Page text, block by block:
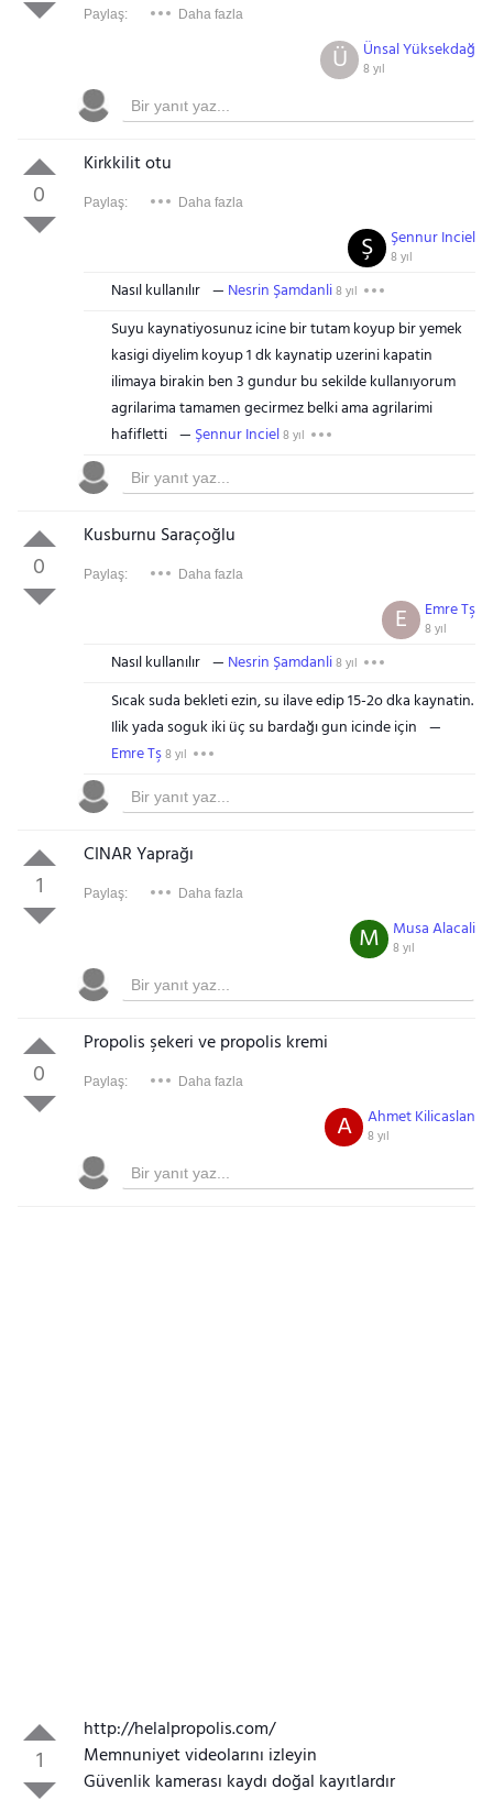
Paylaş: Daha fazla
Ünsal Yüksekdağ
8 yıl
Ü
0
Kirkkilit otu
Paylaş: Daha fazla
Şennur Inciel
8 yıl
Ş
Nasıl kullanılır Nesrin Şamdanli8 yıl
Suyu kaynatiyosunuz icine bir tutam koyup bir yemek
kasigi diyelim koyup 1 dk kaynatip uzerini kapatin
ilimaya birakin ben 3 gundur bu sekilde kullanıyorum
agrilarima tamamen gecirmez belki ama agrilarimi
hafifletti
Şennur Inciel8 yıl
0
Kusburnu Saraçoğlu
Paylaş: Daha fazla
Emre Tş
8 yıl
E
Nasıl kullanılır Nesrin Şamdanli8 yıl
Sıcak suda bekleti ezin, su ilave edip 15-2o dka kaynatin.
Ilik yada soguk iki üç su bardağı gun icinde için
Emre Tş8 yıl
1
CINAR Yaprağı
Paylaş: Daha fazla
Musa Alacali
8 yıl
M
0
Propolis şekeri ve propolis kremi
Paylaş: Daha fazla
Ahmet Kilicaslan
8 yıl
A
1
http://helalpropolis.com/
Memnuniyet videolarını izleyin
Güvenlik kamerası kaydı doğal kayıtlardır